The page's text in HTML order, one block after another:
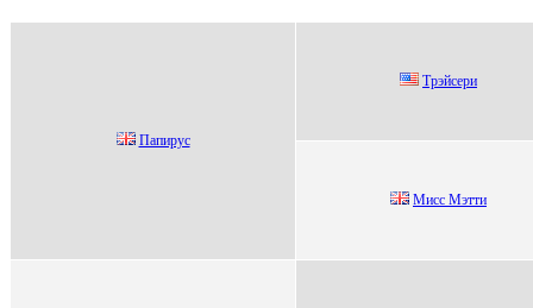
Папиpуc
Тpэйcеpи
Мисс Мэтти